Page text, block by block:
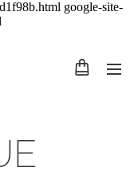
google-site-